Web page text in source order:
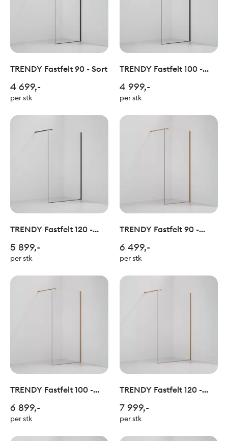
TRENDY Fastfelt 90 - Sort
4 699,-
per stk
TRENDY Fastfelt 100 -
4 999,-
per stk
TRENDY Fastfelt 120 -
5 899,-
per stk
TRENDY Fastfelt 90 -
6 499,-
per stk
TRENDY Fastfelt 100 -
6 899,-
per stk
TRENDY Fastfelt 120 -
7 999,-
per stk